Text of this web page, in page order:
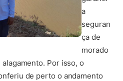
a
seguran
ça de
morado
Por isso, o
de perto o andamento